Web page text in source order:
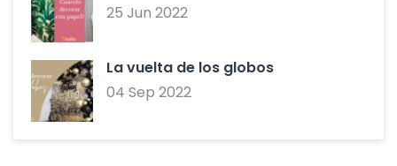
25 Jun 2022
La vuelta de los globos
04 Sep 2022